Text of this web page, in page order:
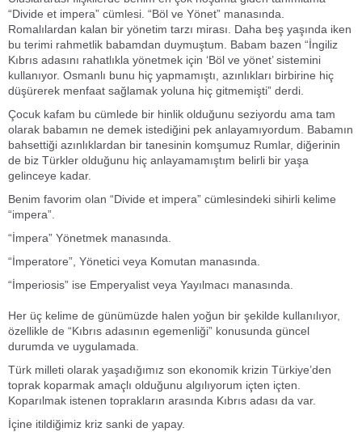
“Divide et impera” cümlesi. “Böl ve Yönet” manasında.
Romalılardan kalan bir yönetim tarzı mirası. Daha beş yaşında iken
bu terimi rahmetlik babamdan duymuştum. Babam bazen “İngiliz
Kıbrıs adasını rahatlıkla yönetmek için ‘Böl ve yönet’ sistemini
kullanıyor. Osmanlı bunu hiç yapmamıştı, azınlıkları birbirine hiç
düşürerek menfaat sağlamak yoluna hiç gitmemişti” derdi.
Çocuk kafam bu cümlede bir hinlik olduğunu seziyordu ama tam
olarak babamın ne demek istediğini pek anlayamıyordum. Babamın
bahsettiği azınlıklardan bir tanesinin komşumuz Rumlar, diğerinin
de biz Türkler olduğunu hiç anlayamamıştım belirli bir yaşa
gelinceye kadar.
Benim favorim olan “Divide et impera” cümlesindeki sihirli kelime
“impera”.
“İmpera” Yönetmek manasında.
“İmperatore”, Yönetici veya Komutan manasında.
“İmperiosis” ise Emperyalist veya Yayılmacı manasında.
Her üç kelime de günümüzde halen yoğun bir şekilde kullanılıyor,
özellikle de “Kıbrıs adasının egemenliği” konusunda güncel
durumda ve uygulamada.
Türk milleti olarak yaşadığımız son ekonomik krizin Türkiye’den
toprak koparmak amaçlı olduğunu algılıyorum içten içten.
Koparılmak istenen toprakların arasında Kıbrıs adası da var.
İçine itildiğimiz kriz sanki de yapay.